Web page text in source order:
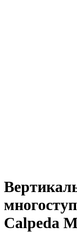
Calpeda